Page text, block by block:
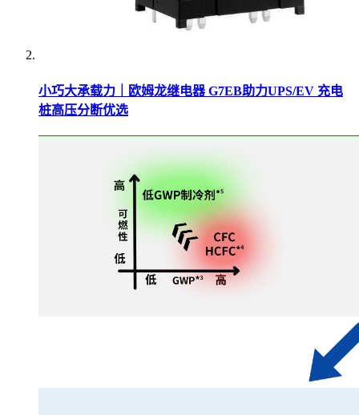
小巧大承载力｜欧姆龙继电器 G7EB助力UPS/EV 充电
桩高压分断优选